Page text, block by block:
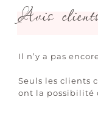
Avis
Il n’y a pas
Seuls les clients
ont la possibilité